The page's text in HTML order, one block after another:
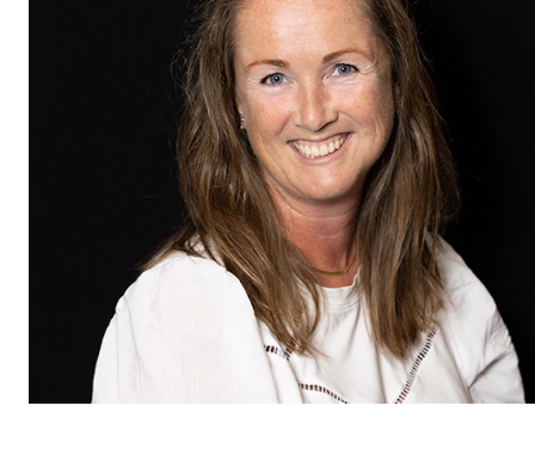
Studentutvalet SUT (student.nmh.no)
Prosjekter
Publikasjoner